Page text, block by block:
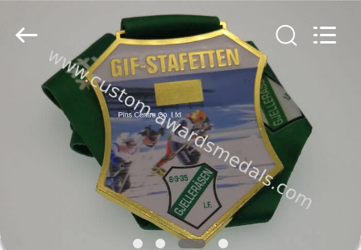
CASA
PRODOTTI
Rights